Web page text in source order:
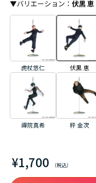
¥1,700
▼バリエーション ： 伏黒 恵
虎杖悠仁 伏黒 恵
禪院真希 秤 金次